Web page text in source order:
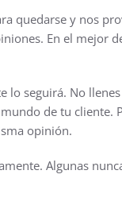
quedarse y nos
En el mejor
lo seguirá. No
de tu
opinión.
Algunas